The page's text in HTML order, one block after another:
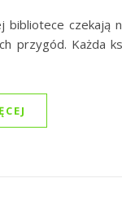
bibliotece czekają
przygód. Każda